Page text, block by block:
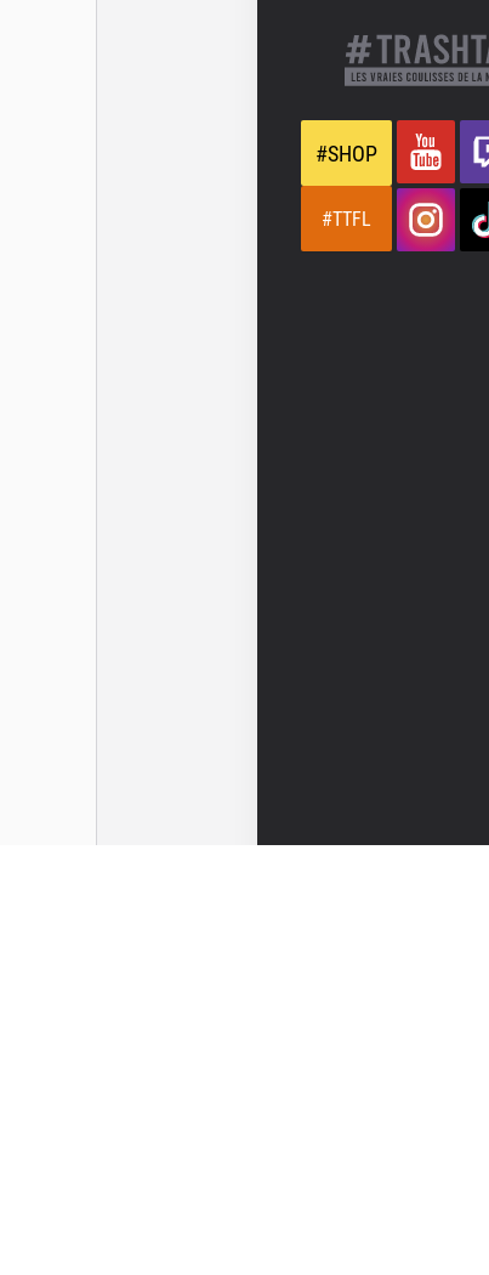
#SHOP
#TTFL